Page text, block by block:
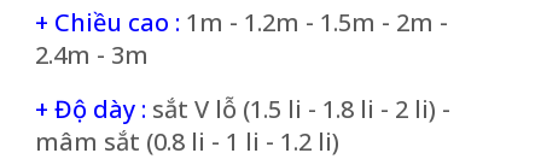
+ Chiều cao : 1m - 1.2m - 1.5m - 2m -
2.4m - 3m
+ Độ dày : sắtV lỗ (1.5 li - 1.8 li - 2 li) -
mâm sắt (0.8 li - 1 li - 1.2 li)